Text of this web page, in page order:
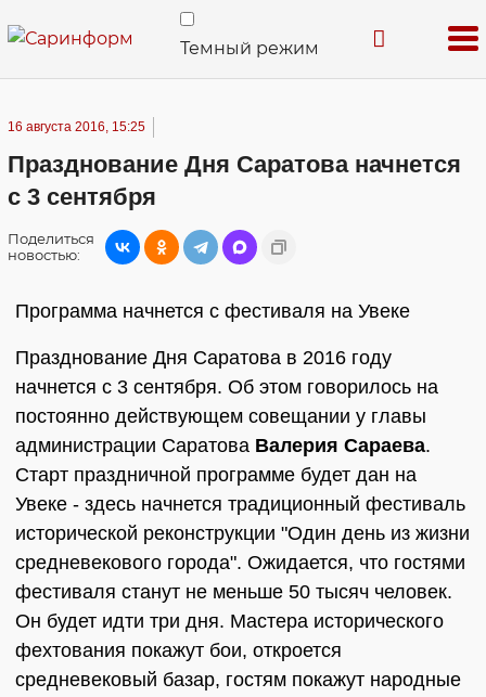
Темный режим
16 августа 2016, 15:25
Празднование Дня Саратова начнется
с 3 сентября
Поделиться
новостью:
Программа начнется с фестиваля на Увеке
Празднование Дня Саратова в 2016 году
начнется с 3 сентября. Об этом говорилось на
постоянно действующем совещании у главы
администрации Саратова Валерия Сараева.
Старт праздничной программе будет дан на
Увеке - здесь начнется традиционный фестиваль
исторической реконструкции "Один день из жизни
средневекового города". Ожидается, что гостями
фестиваля станут не меньше 50 тысяч человек.
Он будет идти три дня. Мастера исторического
фехтования покажут бои, откроется
средневековый базар, гостям покажут народные